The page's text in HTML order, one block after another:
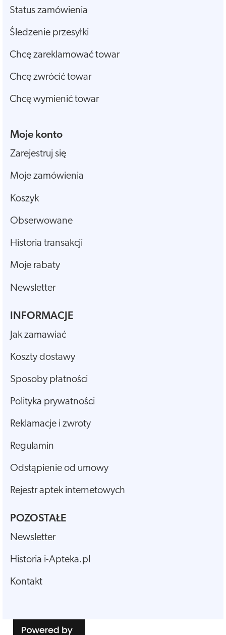
Status zamówienia
Śledzenie przesyłki
Chcę zareklamować towar
Chcę zwrócić towar
Chcę wymienić towar
Moje konto
Zarejestruj się
Moje zamówienia
Koszyk
Obserwowane
Historia transakcji
Moje rabaty
Newsletter
INFORMACJE
Jak zamawiać
Koszty dostawy
Sposoby płatności
Polityka prywatności
Reklamacje i zwroty
Regulamin
Odstąpienie od umowy
Rejestr aptek internetowych
POZOSTAŁE
Newsletter
Historia i-Apteka.pl
Kontakt